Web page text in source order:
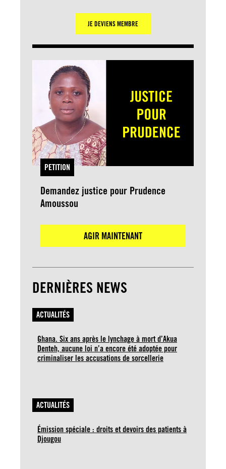
JE DEVIENS MEMBRE
PETITION
Demandez justice pour Prudence
Amoussou
AGIR MAINTENANT
DERNIÈRES NEWS
ACTUALITÉS
Ghana. Six ans après le lynchage à mort d’Akua
Denteh, aucune loi n’a encore été adoptée pour
criminaliser les accusations de sorcellerie
ACTUALITÉS
Émission spéciale : droits et devoirs des patients à
Djougou